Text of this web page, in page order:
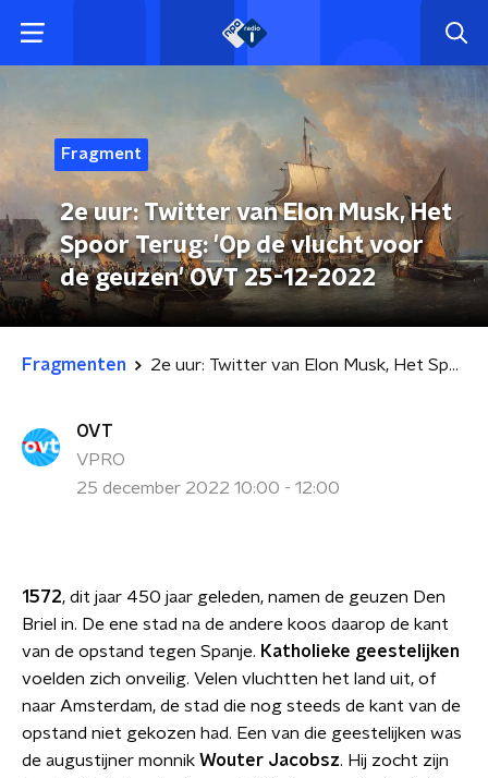
Fragment
2e uur: Twitter van Elon Musk, Het
Spoor Terug: 'Op de vlucht voor
de geuzen' OVT 25-12-2022
Fragmenten 2e uur: Twitter van Elon Musk, Het Spoor Terug: 'Op de vlucht voor de geuzen' OVT 25-12-2022
OVT
VPRO
25 december 2022 10:00 - 12:00
1572, dit jaar 450 jaar geleden, namen de geuzen Den
Briel in. De ene stad na de andere koos daarop de kant
van de opstand tegen Spanje. Katholieke geestelijken
voelden zich onveilig. Velen vluchtten het land uit, of
naar Amsterdam, de stad die nog steeds de kant van de
opstand niet gekozen had. Een van die geestelijken was
de augustijner monnik Wouter Jacobsz. Hij zocht zijn